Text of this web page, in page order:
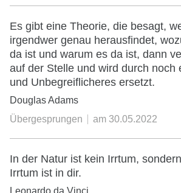
Es gibt eine Theorie, die besagt,
irgendwer genau herausfindet,
da ist und warum es da ist, dann
auf der Stelle und wird durch noch
und Unbegreiflicheres ersetzt.
Douglas Adams
Übergesprungen
am 30.05.2022
In der Natur ist kein Irrtum,
Irrtum ist in dir.
Leonardo da Vinci